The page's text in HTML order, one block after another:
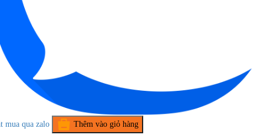
mua qua zalo Thêm vào giỏ hàng